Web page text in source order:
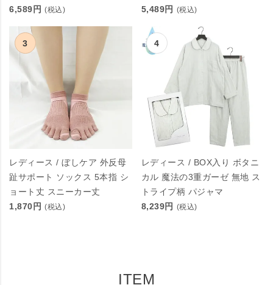
6,589円 (税込)
5,489円 (税込)
レディース / ぼしケア 外反母
趾サポート ソックス 5本指 シ
ョート丈 スニーカー丈
1,870円 (税込)
レディース / BOX入り ボタニ
カル 魔法の3重ガーゼ 無地 ス
トライプ柄 パジャマ
8,239円 (税込)
ITEM